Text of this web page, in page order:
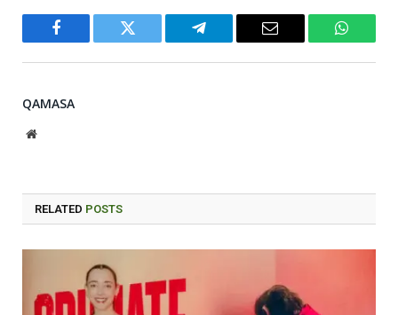
Facebook Twitter Telegram Email
QAMASA
Website
RELATED POSTS